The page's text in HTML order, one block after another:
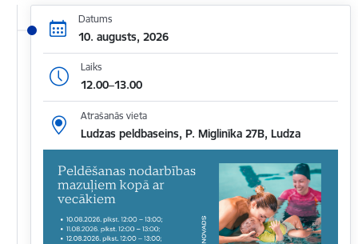
Datums
10. augusts, 2026
Laiks
12.00–13.00
Atrašanās vieta
Ludzas peldbaseins, P. Miglinīka 27B, Ludza